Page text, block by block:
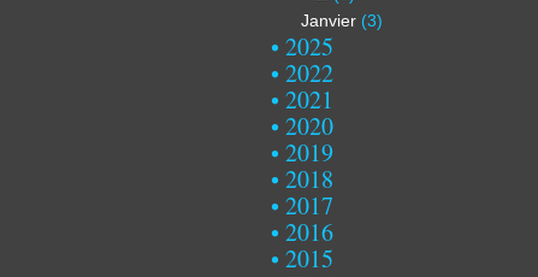
Janvier (3)
2025
2022
2021
2020
2019
2018
2017
2016
2015